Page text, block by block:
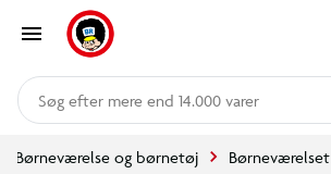
mere end 14.000 varer
Børneværelse og børnetøj Børneværelset